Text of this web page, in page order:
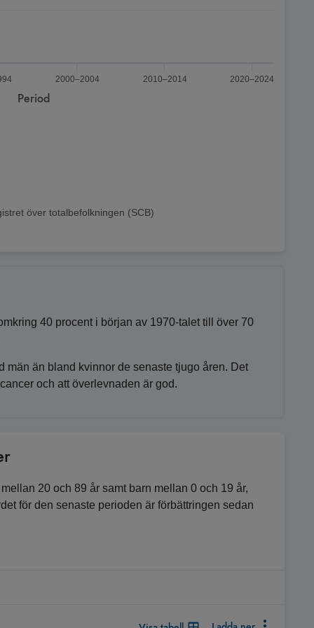
Period
2000–2004 2010–2014 2020–2024
över totalbefolkningen (SCB)
40 procent i början av 1970-talet till över 70
män än bland kvinnor de senaste tjugo åren. Det
och att överlevnaden är god.
20 och 89 år samt barn mellan 0 och 19 år,
för den senaste perioden är förbättringen sedan